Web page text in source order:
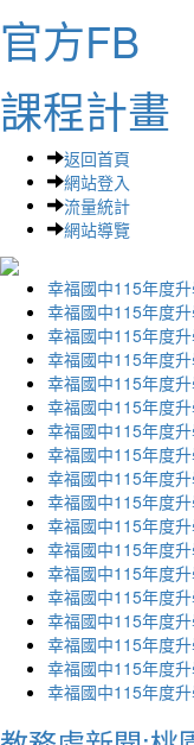
官方FB
課程計畫
返回首頁
網站登入
流量統計
網站導覽
幸福國中115年度
幸福國中115年度
幸福國中115年度
幸福國中115年度
幸福國中115年度
幸福國中115年度
幸福國中115年度
幸福國中115年度
幸福國中115年度
幸福國中115年度
幸福國中115年度
幸福國中115年度
幸福國中115年度
幸福國中115年度
幸福國中115年度
幸福國中115年度
幸福國中115年度
幸福國中115年度